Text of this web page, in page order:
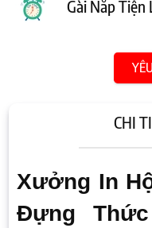
Gài Nắp Tiện
CHI
Xưởng In
Đựng